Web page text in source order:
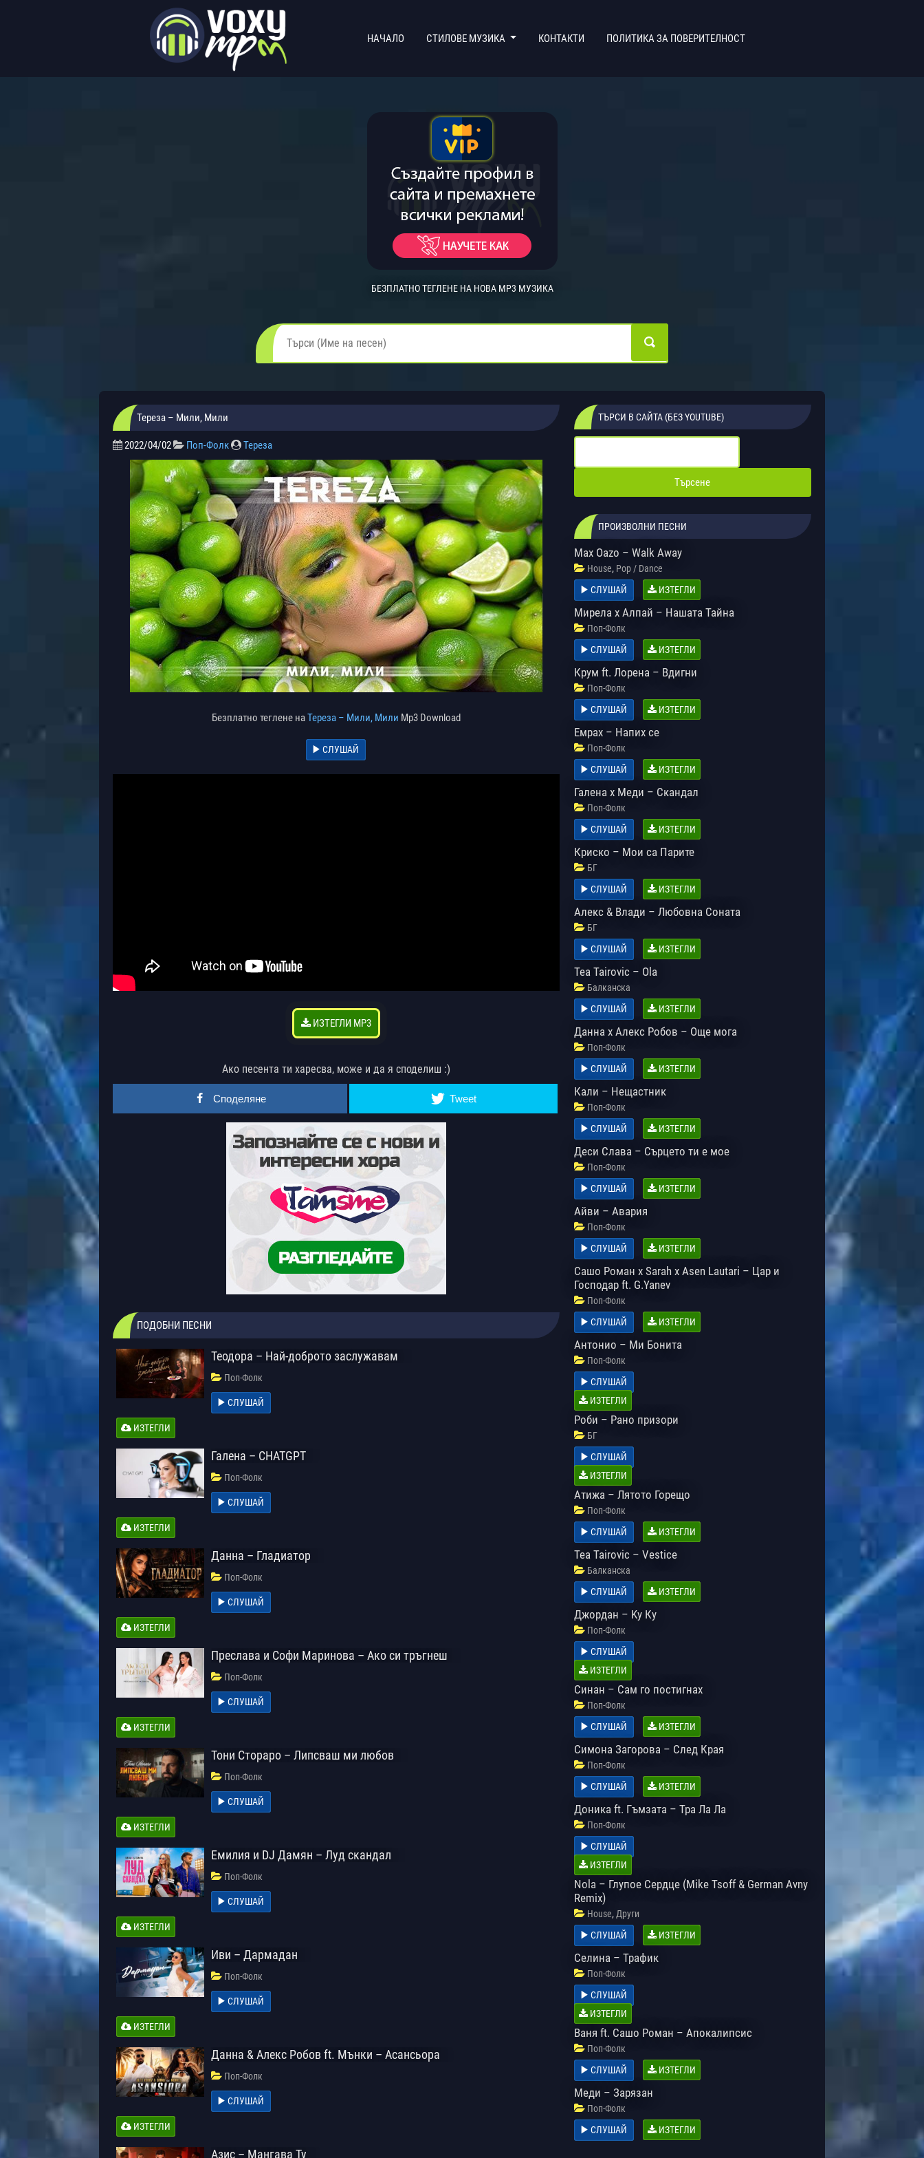
НАЧАЛО (CURRENT)
СТИЛОВЕ МУЗИКА КОНТАКТИ ПОЛИТИКА ЗА ПОВЕРИТЕЛНОСТ
БЕЗПЛАТНО ТЕГЛЕНЕ НА НОВА MP3 МУЗИКА
Тереза – Мили, Мили
2022/04/02 Поп-Фолк Тереза
Безплатно теглене наТереза – Мили, Мили Mp3 Download
СЛУШАЙ
ИЗТЕГЛИ MP3
Ако песента ти харесва, може и да я споделиш :)
Споделяне Tweet
ПОДОБНИ ПЕСНИ
Теодора – Най-доброто заслужавам
Поп-Фолк
СЛУШАЙ
ИЗТЕГЛИ
Галена – CHATGPT
Поп-Фолк
СЛУШАЙ
ИЗТЕГЛИ
Данна – Гладиатор
Поп-Фолк
СЛУШАЙ
ИЗТЕГЛИ
Преслава и Софи Маринова – Ако си тръгнеш
Поп-Фолк
СЛУШАЙ
ИЗТЕГЛИ
Тони Стораро – Липсваш ми любов
Поп-Фолк
СЛУШАЙ
ИЗТЕГЛИ
Емилия и DJ Дамян – Луд скандал
Поп-Фолк
СЛУШАЙ
ИЗТЕГЛИ
Иви – Дармадан
Поп-Фолк
СЛУШАЙ
ИЗТЕГЛИ
Данна & Алекс Робов ft. Мънки – Асансьора
Поп-Фолк
СЛУШАЙ
ИЗТЕГЛИ
Азис – Мангава Ту
ТЪРСИ В САЙТА (БЕЗ YOUTUBE)
ПРОИЗВОЛНИ ПЕСНИ
Max Oazo – Walk Away
House, Pop / Dance
СЛУШАЙ
ИЗТЕГЛИ
Мирела x Алпай – Нашата Тайна
Поп-Фолк
СЛУШАЙ
ИЗТЕГЛИ
Крум ft. Лорена – Вдигни
Поп-Фолк
СЛУШАЙ
ИЗТЕГЛИ
Емрах – Напих се
Поп-Фолк
СЛУШАЙ
ИЗТЕГЛИ
Галена x Меди – Скандал
Поп-Фолк
СЛУШАЙ
ИЗТЕГЛИ
Криско – Мои са Парите
БГ
СЛУШАЙ
ИЗТЕГЛИ
Алекс & Влади – Любовна Соната
БГ
СЛУШАЙ
ИЗТЕГЛИ
Tea Tairovic – Ola
Балканска
СЛУШАЙ
ИЗТЕГЛИ
Данна х Алекс Робов – Още мога
Поп-Фолк
СЛУШАЙ
ИЗТЕГЛИ
Кали – Нещастник
Поп-Фолк
СЛУШАЙ
ИЗТЕГЛИ
Деси Слава – Сърцето ти е мое
Поп-Фолк
СЛУШАЙ
ИЗТЕГЛИ
Айви – Авария
Поп-Фолк
СЛУШАЙ
ИЗТЕГЛИ
Сашо Роман x Sarah x Asen Lautari – Цар и
Господар ft. G.Yanev
Поп-Фолк
СЛУШАЙ
ИЗТЕГЛИ
Антонио – Ми Бонита
Поп-Фолк
СЛУШАЙ
ИЗТЕГЛИ
Роби – Рано призори
БГ
СЛУШАЙ
ИЗТЕГЛИ
Атижа – Лятото Горещо
Поп-Фолк
СЛУШАЙ
ИЗТЕГЛИ
Tea Tairovic – Vestice
Балканска
СЛУШАЙ
ИЗТЕГЛИ
Джордан – Kу Ку
Поп-Фолк
СЛУШАЙ
ИЗТЕГЛИ
Синан – Сам го постигнах
Поп-Фолк
СЛУШАЙ
ИЗТЕГЛИ
Симона Загорова – След Края
Поп-Фолк
СЛУШАЙ
ИЗТЕГЛИ
Доника ft. Гъмзата – Тра Ла Ла
Поп-Фолк
СЛУШАЙ
ИЗТЕГЛИ
Nola – Глупое Сердце (Mike Tsoff & German Avny
Remix)
House, Други
СЛУШАЙ
ИЗТЕГЛИ
Селина – Трафик
Поп-Фолк
СЛУШАЙ
ИЗТЕГЛИ
Ваня ft. Сашо Роман – Апокалипсис
Поп-Фолк
СЛУШАЙ
ИЗТЕГЛИ
Меди – Зарязан
Поп-Фолк
СЛУШАЙ
ИЗТЕГЛИ